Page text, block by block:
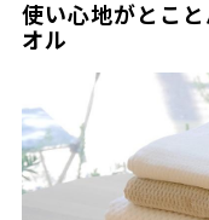
使い心地がとこ
オル